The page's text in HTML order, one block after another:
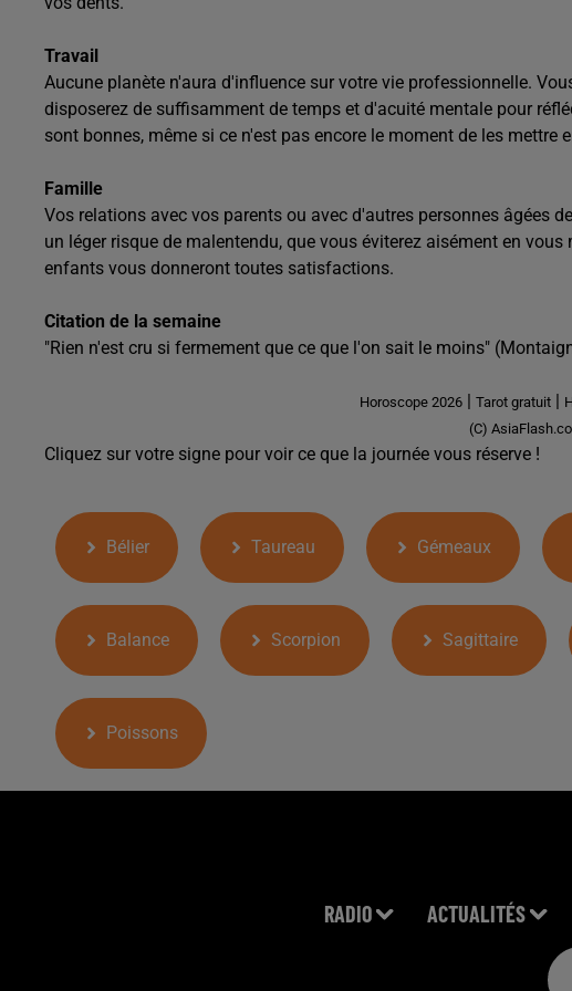
Travail
Aucune planète n'aura d'influence sur votre vie professionnelle.
disposerez de suffisamment de temps et d'acuité mentale pour
sont bonnes, même si ce n'est pas encore le moment de les mettre
Famille
Vos relations avec vos parents ou avec d'autres personnes âgées
un léger risque de malentendu, que vous éviterez aisément en
enfants vous donneront toutes satisfactions.
Citation de la semaine
"Rien n'est cru si fermement que ce que l'on sait le moins"
Horoscope 2026 |Tarot gratuit |
(C)
Cliquez sur votre signe pour voir ce que la journée vous réserve !
Bélier Taureau Gémeaux
Balance Scorpion Sagittaire
Poissons
RADIO ACTUALITÉS